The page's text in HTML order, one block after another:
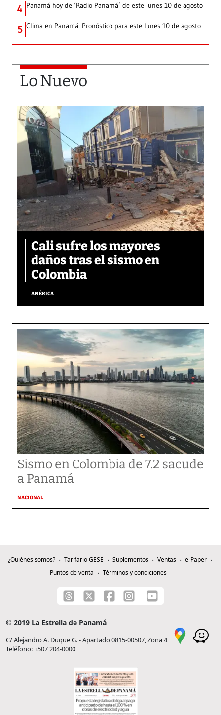
4 Panamá hoy de ‘Radio Panamá’ de este lunes 10 de agosto
5 Clima en Panamá: Pronóstico para este lunes 10 de agosto
Lo Nuevo
Cali sufre los mayores
daños tras el sismo en
Colombia
AMÉRICA
Sismo en Colombia de 7.2 sacude
a Panamá
NACIONAL
¿Quiénes somos? Tarifario GESE Suplementos Ventas
e-Paper
Puntos de venta
Términos y condiciones
© 2019 La Estrella de Panamá
C/ Alejandro A. Duque G. - Apartado 0815-00507, Zona 4
Teléfono: +507 204-0000